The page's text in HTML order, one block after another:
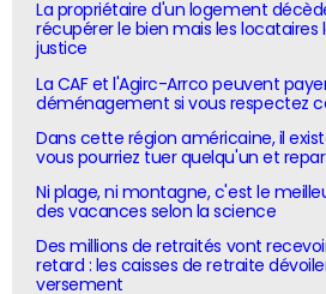
La propriétaire d'un logement
récupérer le bien mais les
justice
La CAF et l'Agirc-Arrco peuvent
déménagement si vous respectez
Dans cette région américaine, il
vous pourriez tuer quelqu'un et
Ni plage, ni montagne, c'est le
des vacances selon la science
Des millions de retraités vont
retard : les caisses de retraite
versement